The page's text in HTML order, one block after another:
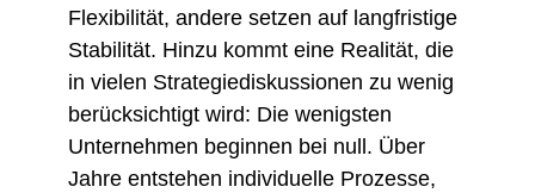
Flexibilität, andere setzen auf langfristige
Stabilität. Hinzu kommt eine Realität, die
in vielen Strategiediskussionen zu wenig
berücksichtigt wird: Die wenigsten
Unternehmen beginnen bei null. Über
Jahre entstehen individuelle Prozesse,